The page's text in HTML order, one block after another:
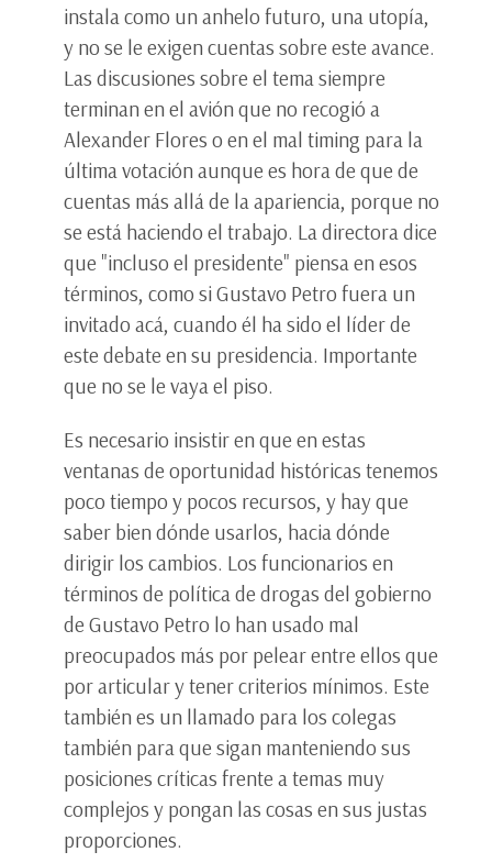
instala como un anhelo futuro, una utopía,
y no se le exigen cuentas sobre este avance.
Las discusiones sobre el tema siempre
terminan en el avión que no recogió a
Alexander Flores o en el mal timing para la
última votación aunque es hora de que de
cuentas más allá de la apariencia, porque no
se está haciendo el trabajo. La directora dice
que "incluso el presidente" piensa en esos
términos, como si Gustavo Petro fuera un
invitado acá, cuando él ha sido el líder de
este debate en su presidencia. Importante
que no se le vaya el piso.
Es necesario insistir en que en estas
ventanas de oportunidad históricas tenemos
poco tiempo y pocos recursos, y hay que
saber bien dónde usarlos, hacia dónde
dirigir los cambios. Los funcionarios en
términos de política de drogas del gobierno
de Gustavo Petro lo han usado mal
preocupados más por pelear entre ellos que
por articular y tener criterios mínimos. Este
también es un llamado para los colegas
también para que sigan manteniendo sus
posiciones críticas frente a temas muy
complejos y pongan las cosas en sus justas
proporciones.